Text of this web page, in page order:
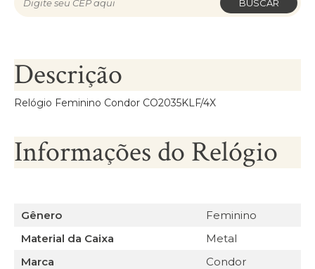
BUSCAR
Descrição
Relógio Feminino Condor CO2035KLF/4X
Informações do Relógio
Gênero
Feminino
Material da Caixa
Metal
Marca
Condor